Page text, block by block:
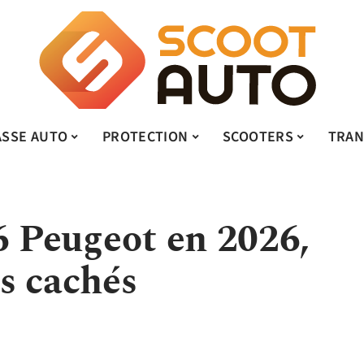
AUTO PROTECTION SCOOTERS
en 2026,
cachés